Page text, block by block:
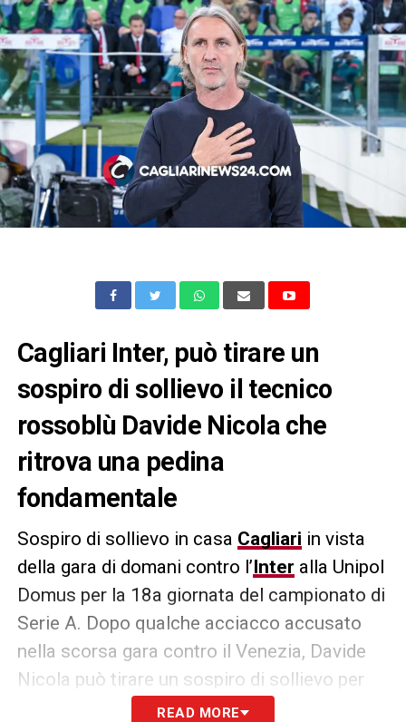
Cagliari Inter, può tirare un
sospiro di sollievo il tecnico
rossoblù Davide Nicola che
ritrova una pedina
fondamentale
Sospiro di sollievo in casa Cagliari in vista
della gara di domani contro l’Inter alla Unipol
Domus per la 18a giornata del campionato di
Serie A. Dopo qualche acciacco accusato
nella scorsa gara contro il Venezia, Davide
Nicola può tirare un sospiro di sollievo per
quanto riguarda le condizioni di
READ MORE